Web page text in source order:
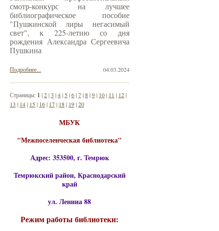
смотр-конкурс на лучшее
библиографическое пособие
"Пушкинской лиры негасимый
свет", к 225-летию со дня
рождения Александра Сергеевича
Пушкина
04.03.2024
Подробнее...
Страницы: 1 |2|3 |4| 5|6|7|8|9| 10| 11 | 12|
13 | 14| 15| 16| 17| 18| 19|20
МБУК
"Межпоселенческая библиотека"
Адрес: 353500, г. Темрюк
Темрюкский район, Краснодарский
край
ул. Ленина 88
Режим работы библиотеки: